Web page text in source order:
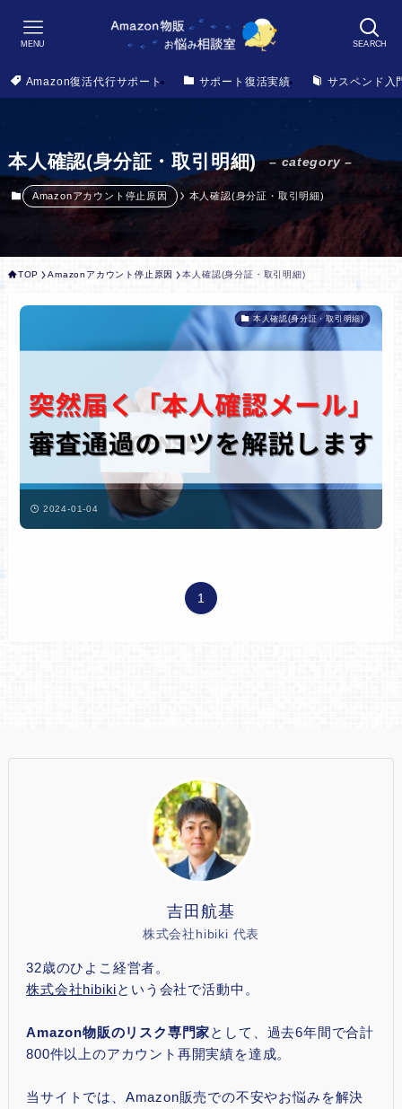
SEARCH
MENU
Amazon復活代行サポート サポート復活実績 サスペンド入
本人確認(身分証・取引明細) – category –
Amazonアカウント停止原因 本人確認(身分証・取引明細)
TOP Amazonアカウント停止原因 本人確認(身分証・取引明細)
本人確認(身分証・取引明細)
2024-01-04
1
吉田航基
株式会社hibiki 代表
32歳のひよこ経営者。
株式会社hibikiという会社で活動中。
Amazon物販のリスク専門家として、過去6年間で合計
800件以上のアカウント再開実績を達成。
当サイトでは、Amazon販売での不安やお悩みを解決